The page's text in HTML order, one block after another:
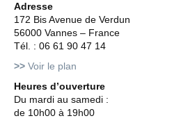
Adresse
172 Bis Avenue de Verdun
56000 Vannes – France
Tél. : 06 61 90 47 14
>> Voir le plan
Heures d’ouverture
Du mardi au samedi :
de 10h00 à 19h00